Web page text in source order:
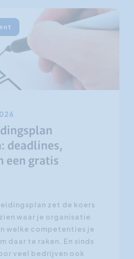
deadlines,
een gratis
zet de koers
waar je organisatie
welke competenties je
daar te raken. En sinds
veel bedrijven ook